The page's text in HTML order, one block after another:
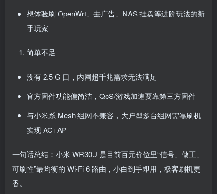
想体验刷 OpenWrt、去广告、NAS 挂盘等进阶玩法的新
手玩家
简单不足
没有 2.5 G 口，内网超千兆需求无法满足
官方固件功能偏简洁，QoS/游戏加速要靠第三方固件
与小米系 Mesh 组网不兼容，大户型多台组网需靠刷机
实现 AC+AP
一句话总结：小米 WR30U 是目前百元价位里“信号、做工、
可刷性”最均衡的 Wi-Fi 6 路由，小白到手即用，极客刷机更
香。